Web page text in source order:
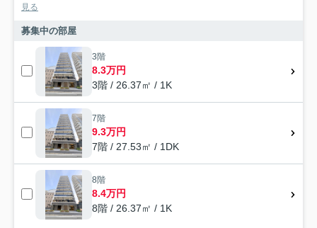
見る
募集中の部屋
3階
8.3万円
3階 / 26.37㎡ / 1K
7階
9.3万円
7階 / 27.53㎡ / 1DK
8階
8.4万円
8階 / 26.37㎡ / 1K